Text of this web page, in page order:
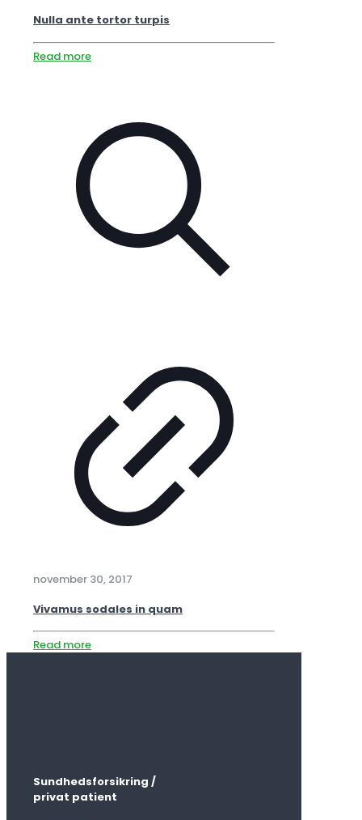
Nulla ante tortor turpis
Read more
november 30, 2017
Vivamus sodales in quam
Read more
Sundhedsforsikring /
privat patient